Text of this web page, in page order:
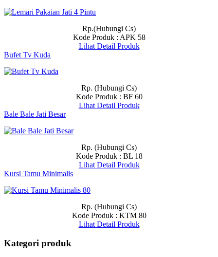
Rp.(Hubungi Cs)
Kode Produk : APK 58
Lihat Detail Produk
Bufet Tv Kuda
Rp. (Hubungi Cs)
Kode Produk : BF 60
Lihat Detail Produk
Bale Bale Jati Besar
Rp. (Hubungi Cs)
Kode Produk : BL 18
Lihat Detail Produk
Kursi Tamu Minimalis
Rp. (Hubungi Cs)
Kode Produk : KTM 80
Lihat Detail Produk
Kategori produk